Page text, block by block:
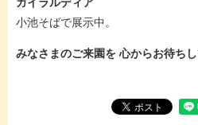
小池そばで展示中。
みなさまのご来園を 心からお待ち